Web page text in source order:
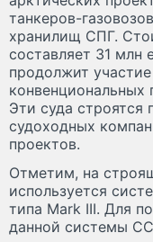
танкеров-
хранилищ СПГ.
составляет 31 млн
продолжит
конвенциональных
Эти суда
судоходных
проектов.
Отметим, на
используется
типа Mark III. Для
данной системы